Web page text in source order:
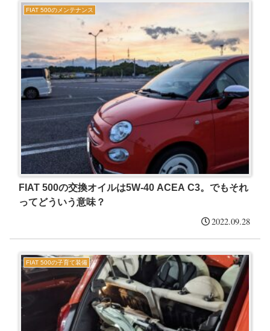
FIAT 500のメンテナンス
FIAT 500の交換オイルは5W-40 ACEA C3。でもそれ
ってどういう意味？
2022.09.28
FIAT 500の子育て装備